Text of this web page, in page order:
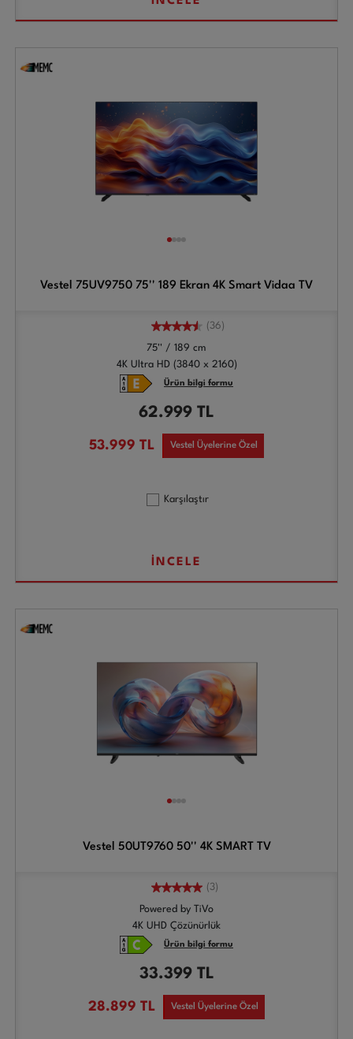
Vestel 75UV9750 75'' 189 Ekran 4K Smart Vidaa TV
(36)
75'' / 189 cm
4K Ultra HD (3840 x 2160)
Ürün bilgi formu
62.999 TL
53.999 TL Vestel Üyelerine Özel
Karşılaştır
İNCELE
Vestel 50UT9760 50'' 4K SMART TV
(3)
Powered by TiVo
4K UHD Çözünürlük
Ürün bilgi formu
33.399 TL
28.899 TL Vestel Üyelerine Özel